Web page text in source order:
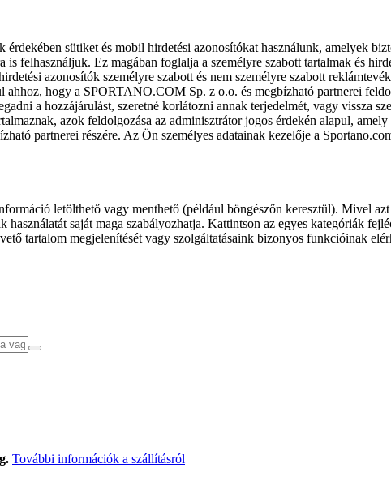
sütiket és mobil hirdetési azonosítókat használunk, amelyek
is felhasználjuk. Ez magában foglalja a személyre szabott tartalmak és
azonosítók személyre szabott és nem személyre szabott
hogy a SPORTANO.COM Sp. z o.o. és megbízható partnerei
a hozzájárulást, szeretné korlátozni annak terjedelmét, vagy vissza
azok feldolgozása az adminisztrátor jogos érdekén alapul, amely
partnerei részére. Az Ön személyes adatainak kezelője a
letölthető vagy menthető (például böngészőn keresztül). Mivel
saját maga szabályozhatja. Kattintson az egyes kategóriák
tartalom megjelenítését vagy szolgáltatásaink bizonyos funkcióinak
További információk a szállításról